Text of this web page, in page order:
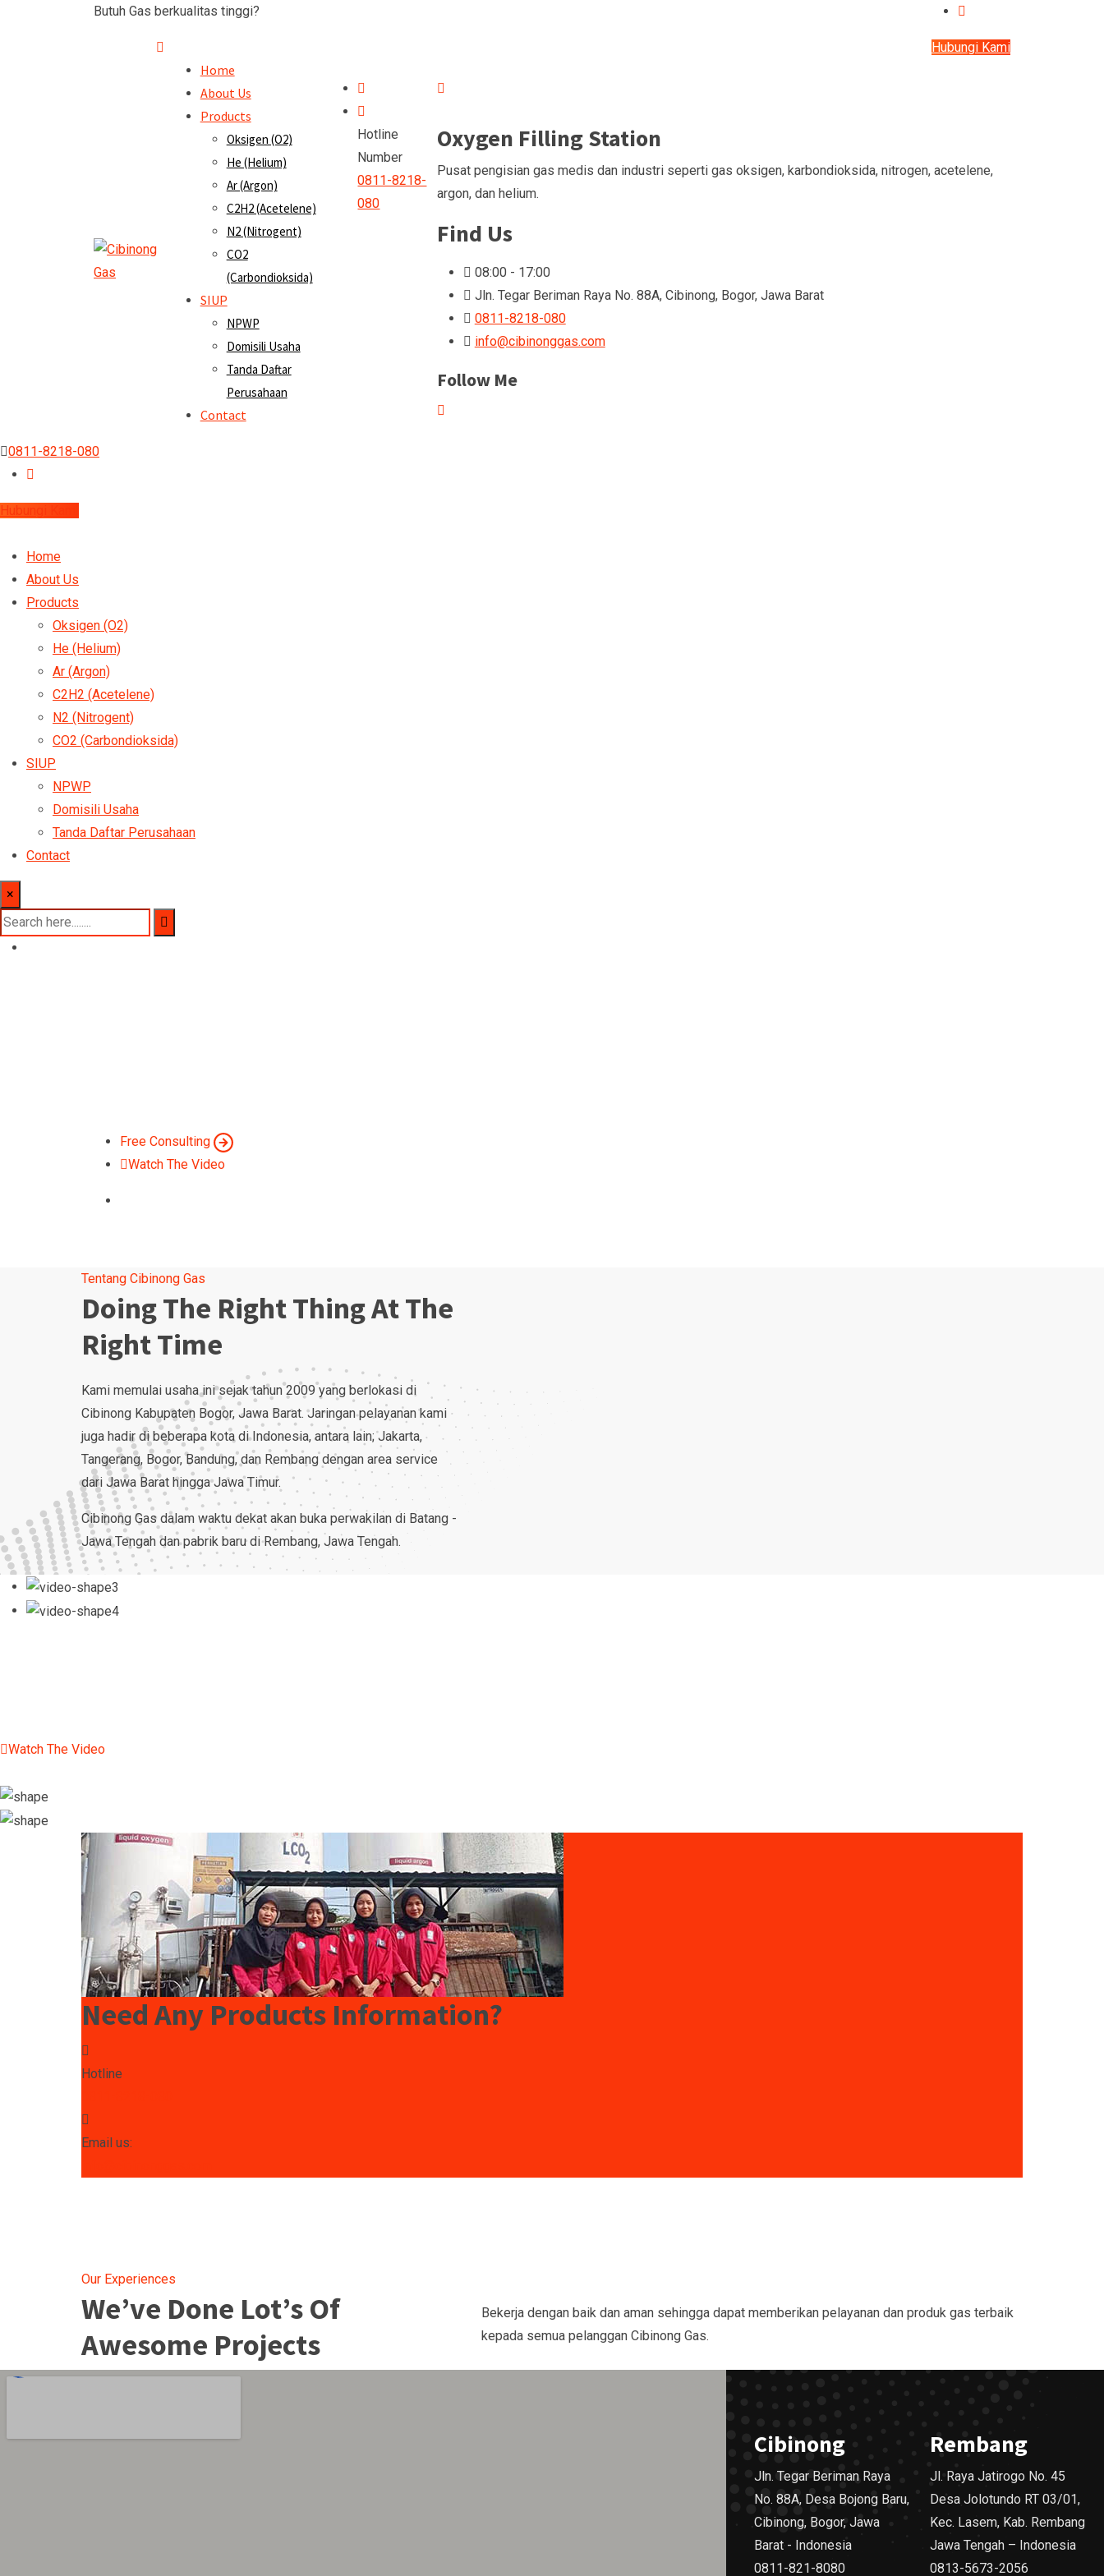
Butuh Gas berkualitas tinggi?
Hubungi Kami
Home
About Us
Products
Oksigen (O2)
He (Helium)
Ar (Argon)
C2H2 (Acetelene)
N2 (Nitrogent)
CO2
(Carbondioksida)
SIUP
NPWP
Domisili Usaha
Tanda Daftar
Perusahaan
Contact
Hotline
Number
0811-8218-
080
Oxygen Filling Station
Pusat pengisian gas medis dan industri seperti gas oksigen, karbondioksida, nitrogen, acetelene,
argon, dan helium.
Find Us
08:00 - 17:00
Jln. Tegar Beriman Raya No. 88A, Cibinong, Bogor, Jawa Barat
0811-8218-080
info@cibinonggas.com
Follow Me
0811-8218-080
Hubungi Kami
Home
About Us
Products
Oksigen (O2)
He (Helium)
Ar (Argon)
C2H2 (Acetelene)
N2 (Nitrogent)
CO2 (Carbondioksida)
SIUP
NPWP
Domisili Usaha
Tanda Daftar Perusahaan
Contact
×
Free Consulting
Watch The Video
Tentang Cibinong Gas
Doing The Right Thing At The
Right Time
Kami memulai usaha ini sejak tahun 2009 yang berlokasi di
Cibinong Kabupaten Bogor, Jawa Barat. Jaringan pelayanan kami
juga hadir di beberapa kota di Indonesia, antara lain; Jakarta,
Tangerang, Bogor, Bandung, dan Rembang dengan area service
dari Jawa Barat hingga Jawa Timur.
Cibinong Gas dalam waktu dekat akan buka perwakilan di Batang -
Jawa Tengah dan pabrik baru di Rembang, Jawa Tengah.
Watch The Video
Need Any Products Information?
Hotline
Email us:
Our Experiences
We’ve Done Lot’s Of
Awesome Projects
Bekerja dengan baik dan aman sehingga dapat memberikan pelayanan dan produk gas terbaik
kepada semua pelanggan Cibinong Gas.
Cibinong
Jln. Tegar Beriman Raya
No. 88A, Desa Bojong Baru,
Cibinong, Bogor, Jawa
Barat - Indonesia
0811-821-8080
Rembang
Jl. Raya Jatirogo No. 45
Desa Jolotundo RT 03/01,
Kec. Lasem, Kab. Rembang
Jawa Tengah – Indonesia
0813-5673-2056